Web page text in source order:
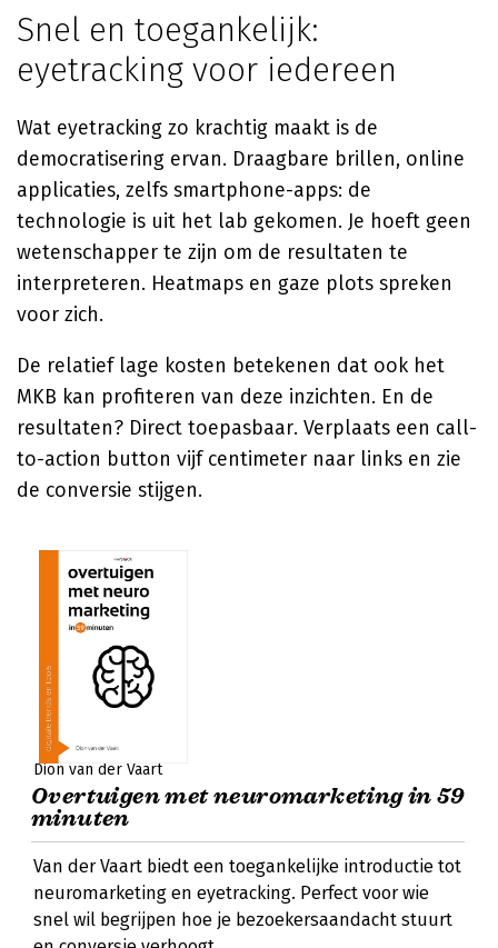
Snel en toegankelijk:
eyetracking voor iedereen
Wat eyetracking zo krachtig maakt is de
democratisering ervan. Draagbare brillen, online
applicaties, zelfs smartphone-apps: de
technologie is uit het lab gekomen. Je hoeft geen
wetenschapper te zijn om de resultaten te
interpreteren. Heatmaps en gaze plots spreken
voor zich.
De relatief lage kosten betekenen dat ook het
MKB kan profiteren van deze inzichten. En de
resultaten? Direct toepasbaar. Verplaats een call-
to-action button vijf centimeter naar links en zie
de conversie stijgen.
Dion van der Vaart
Overtuigen met neuromarketing in 59
minuten
Van der Vaart biedt een toegankelijke introductie tot
neuromarketing en eyetracking. Perfect voor wie
snel wil begrijpen hoe je bezoekersaandacht stuurt